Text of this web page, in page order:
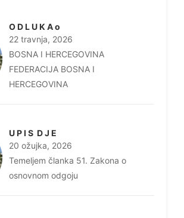
O D L U K A o
22 travnja, 2026
BOSNA I HERCEGOVINA
FEDERACIJA BOSNA I
HERCEGOVINA
U P I S D J E
20 ožujka, 2026
Temeljem članka 51. Zakona o
osnovnom odgoju